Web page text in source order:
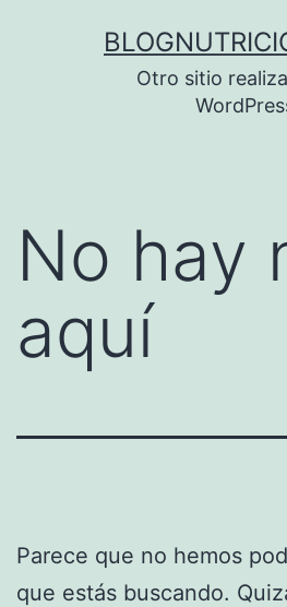
Otro sitio
No hay
aquí
Parece que no hemos
que estás buscando.